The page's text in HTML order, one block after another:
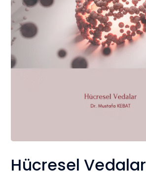
Hücresel Vedalar